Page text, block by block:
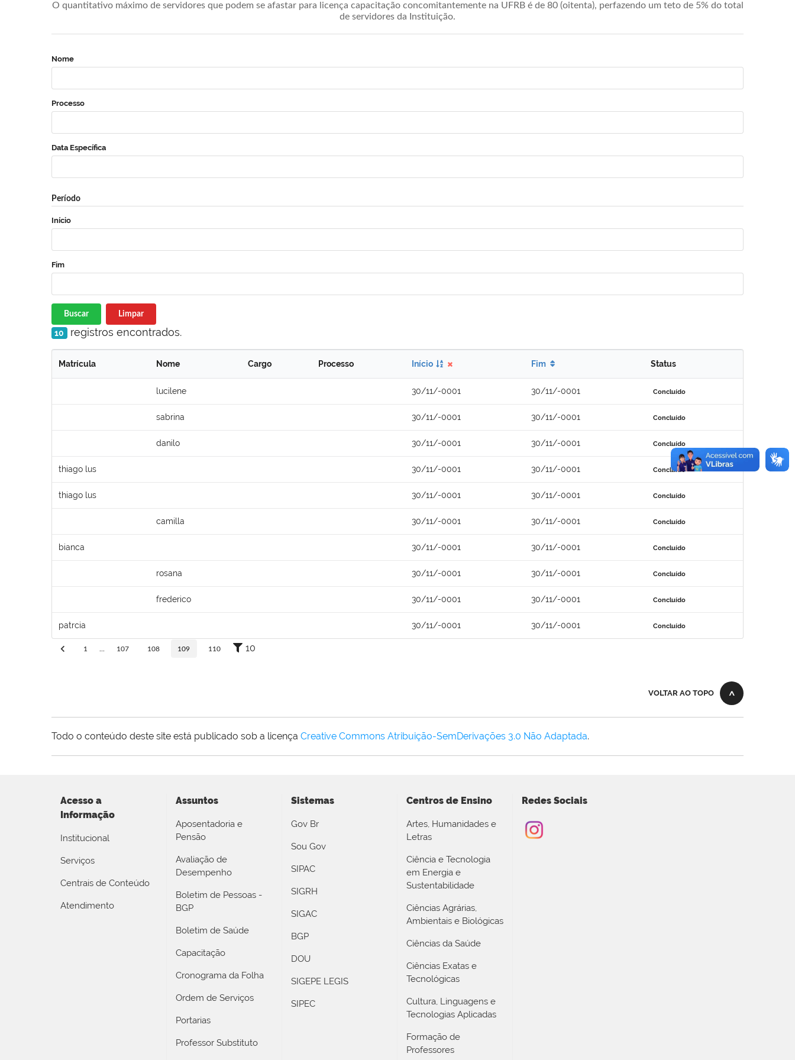
O quantitativo máximo de servidores que podem se afastar para licença capacitação concomitantemente na UFRB é de 80 (oitenta), perfazendo um teto de 5% do total
de servidores da Instituição.
Nome
Processo
Data Específica
Período
Início
Fim
Buscar Limpar
10 registros encontrados.
Matrícula Nome Cargo Processo Início Fim Status
lucilene 30/11/-0001 30/11/-0001 Concluído
sabrina 30/11/-0001 30/11/-0001 Concluído
danilo 30/11/-0001 30/11/-0001 Concluído
thiago lus 30/11/-0001 30/11/-0001 Concluído
thiago lus 30/11/-0001 30/11/-0001 Concluído
camilla 30/11/-0001 30/11/-0001 Concluído
bianca 30/11/-0001 30/11/-0001 Concluído
rosana 30/11/-0001 30/11/-0001 Concluído
frederico 30/11/-0001 30/11/-0001 Concluído
patrcia 30/11/-0001 30/11/-0001 Concluído
1 107 108 109 110 10
VOLTAR AO TOPO
Todo o conteúdo deste site está publicado sob a licença Creative Commons Atribuição-SemDerivações 3.0 Não Adaptada.
Acesso a
Informação
Institucional
Serviços
Centrais de Conteúdo
Atendimento
Assuntos
Aposentadoria e
Pensão
Avaliação de
Desempenho
Boletim de Pessoas -
BGP
Boletim de Saúde
Capacitação
Cronograma da Folha
Ordem de Serviços
Portarias
Professor Substituto
Sistemas
Gov Br
Sou Gov
SIPAC
SIGRH
SIGAC
BGP
DOU
SIGEPE LEGIS
SIPEC
Centros de Ensino
Artes, Humanidades e
Letras
Ciência e Tecnologia
em Energia e
Sustentabilidade
Ciências Agrárias,
Ambientais e Biológicas
Ciências da Saúde
Ciências Exatas e
Tecnológicas
Cultura, Linguagens e
Tecnologias Aplicadas
Formação de
Professores
Redes Sociais